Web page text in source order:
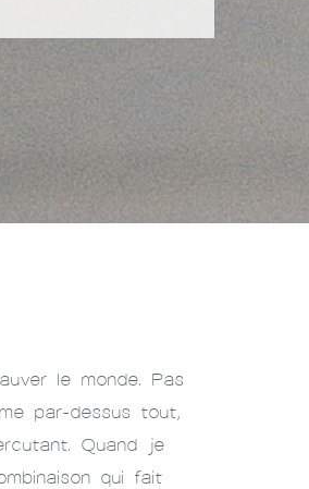
le monde. Pas
par-dessus tout,
Quand je
qui fait